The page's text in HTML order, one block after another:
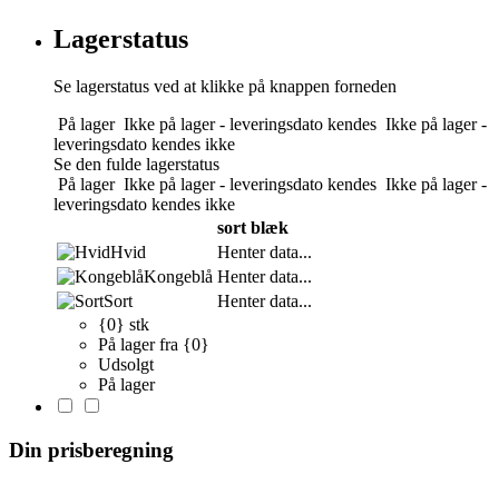
Lagerstatus
Se lagerstatus ved at klikke på knappen forneden
På lager Ikke på lager - leveringsdato kendes Ikke på lager -
leveringsdato kendes ikke
Se den fulde lagerstatus
På lager Ikke på lager - leveringsdato kendes Ikke på lager -
leveringsdato kendes ikke
sort blæk
Hvid
Henter data...
Kongeblå Henter data...
Sort
Henter data...
{0} stk
På lager fra {0}
Udsolgt
På lager
Din prisberegning